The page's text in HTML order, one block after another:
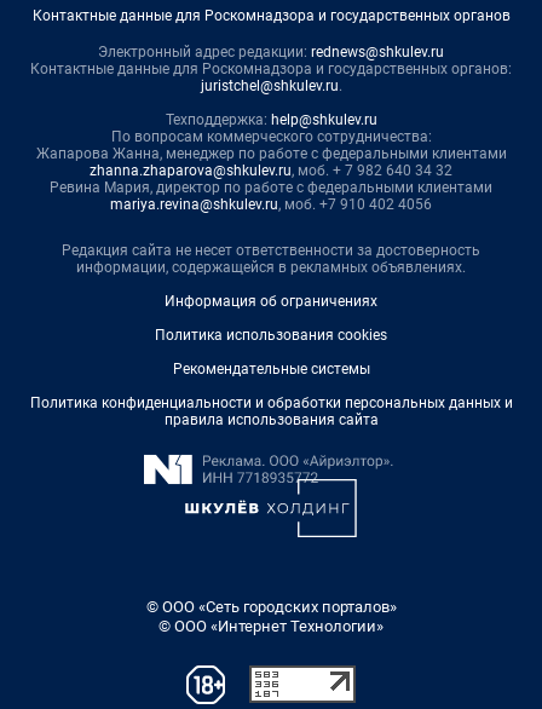
Контактные данные для Роскомнадзора и государственных органов
Электронный адрес редакции: rednews@shkulev.ru
Контактные данные для Роскомнадзора и государственных органов:
juristchel@shkulev.ru.
Техподдержка: help@shkulev.ru
По вопросам коммерческого сотрудничества:
Жапарова Жанна, менеджер по работе с федеральными клиентами
zhanna.zhaparova@shkulev.ru, моб. + 7 982 640 34 32
Ревина Мария, директор по работе с федеральными клиентами
mariya.revina@shkulev.ru, моб. +7 910 402 4056
Редакция сайта не несет ответственности за достоверность
информации, содержащейся в рекламных объявлениях.
Информация об ограничениях
Политика использования cookies
Рекомендательные системы
Политика конфиденциальности и обработки персональных данных и
правила использования сайта
© ООО «Сеть городских порталов»
© ООО «Интернет Технологии»